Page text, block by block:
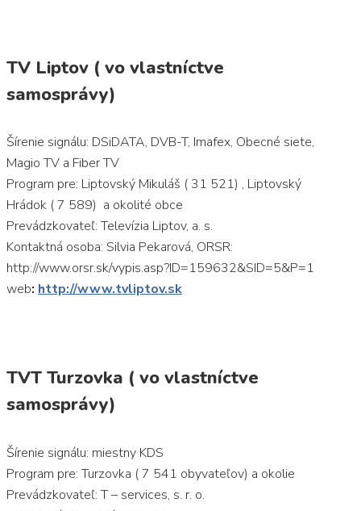
TV Liptov ( vo vlastníctve
samosprávy)
Šírenie signálu: DSiDATA, DVB-T, Imafex, Obecné siete,
Magio TV a Fiber TV
Program pre: Liptovský Mikuláš ( 31 521) , Liptovský
Hrádok ( 7 589) a okolité obce
Prevádzkovateľ: Televízia Liptov, a. s.
Kontaktná osoba: Silvia Pekarová, ORSR:
http://www.orsr.sk/vypis.asp?ID=159632&SID=5&P=1
web: http://www.tvliptov.sk
TVT Turzovka ( vo vlastníctve
samosprávy)
Šírenie signálu: miestny KDS
Program pre: Turzovka ( 7 541 obyvateľov) a okolie
Prevádzkovateľ: T – services, s. r. o.